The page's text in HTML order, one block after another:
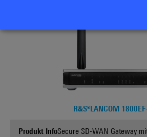
R&S®LANCOM
Produkt InfoSecure SD-WAN Gateway